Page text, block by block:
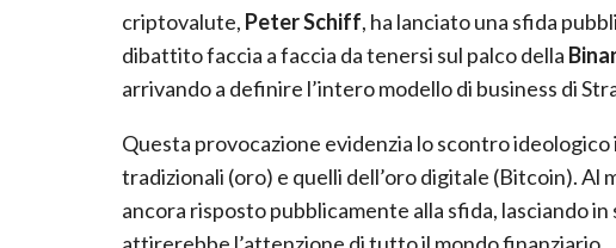
criptovalute, Peter Schiff , ha lanciato una sfida
dibattito faccia a faccia da tenersi sul palco della
arrivando a definire l’intero modello di business di
Questa provocazione evidenzia lo scontro
tradizionali (oro) e quelli dell’oro digitale (Bitcoin). Al
ancora risposto pubblicamente alla sfida, lasciando
attirerebbe l’attenzione di tutto il mondo finanziario.